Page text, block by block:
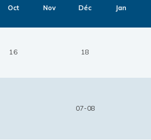
Oct Nov Déc Jan
16 18
07-08